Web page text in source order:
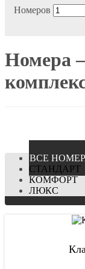
Номеров
Номера
ВCЕ
СТАНДАРТ
КОМФОРТ
ЛЮКС